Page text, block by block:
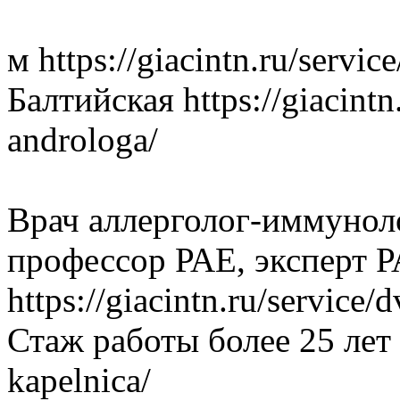
м https://giacintn.ru/
Балтийская https://
androloga/
Врач аллерголог-имму
профессор РАЕ, эксперт
https://giacintn.ru/service/
Стаж работы более 25
kapelnica/